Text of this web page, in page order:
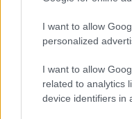
I want to allow
personalized
I want to allow
related to analytics
device identifiers in
Trump-Iran:
non una
di Federico Punzi
23 Giugno 2026,